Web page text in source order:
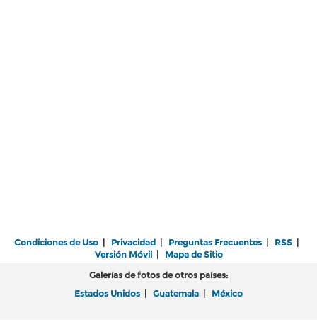
Condiciones de Uso | Privacidad | Preguntas Frecuentes | RSS |
Versión Móvil| Mapa de Sitio
Galerías de fotos de otros países:
Estados Unidos | Guatemala | México